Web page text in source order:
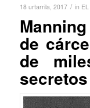
18 urtarrila, 2017 / in
de
de